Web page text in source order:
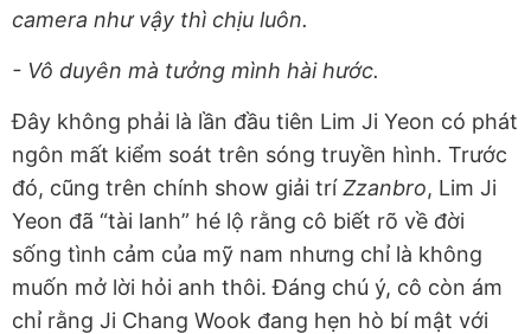
camera như vậy thì chịu luôn.
- Vô duyên mà tưởng mình hài hước.
Đây không phải là lần đầu tiên Lim Ji Yeon có phát
ngôn mất kiểm soát trên sóng truyền hình. Trước
đó, cũng trên chính show giải tríZzanbro, Lim Ji
Yeon đã “tài lanh” hé lộ rằng cô biết rõ về đời
sống tình cảm của mỹ nam nhưng chỉ là không
muốn mở lời hỏi anh thôi. Đáng chú ý, cô còn ám
chỉ rằng Ji Chang Wook đang hẹn hò bí mật với